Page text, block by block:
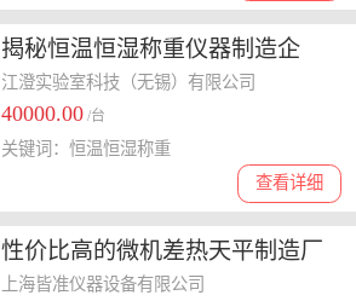
揭秘恒温恒湿称重仪器制造企
业，靠谱的公司怎么选
江澄实验室科技（无锡）有限公司
40000.00 /台
查看详细
关键词：恒温恒湿称重
性价比高的微机差热天平制造厂
分析，助你选出更具优势的厂家
上海皆准仪器设备有限公司